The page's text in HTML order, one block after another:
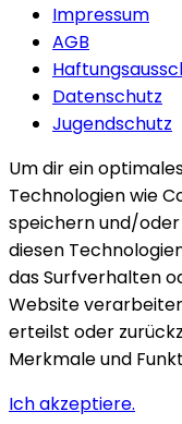
Impressum
AGB
Datenschutz
Jugendschutz
Um dir ein
Technologien wie
speichern und/oder
diesen
das Surfverhalten
Website
erteilst oder
Merkmale und
Ich akzeptiere.